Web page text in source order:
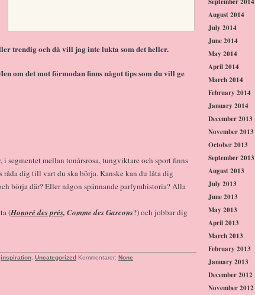
trendig och då vill jag inte lukta som det heller.
om det mot förmodan finns något tips som du vill ge
segmentet mellan tonårsrosa, tungviktare och sport finns
råda dig till vart du ska börja. Kanske kan du låta dig
börja där? Eller någon spännande parfymhistoria? Alla
(Honoré des prés, Comme des Garcons?) och jobbar dig
inspiration Uncategorized Kommentarer: None
August 2014
July 2014
June 2014
May 2014
April 2014
March 2014
February 2014
January 2014
December 2013
November 2013
October 2013
September 2013
August 2013
July 2013
June 2013
May 2013
April 2013
March 2013
February 2013
January 2013
December 2012
November 2012